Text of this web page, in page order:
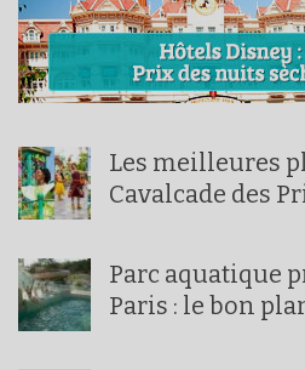
Les meilleures
Cavalcade des
Parc aquatique
Paris : le bon